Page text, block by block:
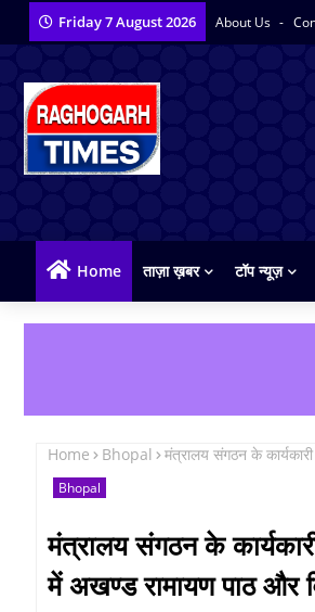
Friday 7 August 2026 About Us
Home ताज़ा ख़बर टॉप न्यूज़
Home Bhopal मंत्रालय संगठन के
Bhopal
मंत्रालय संगठन के
में अखण्ड रामायण पाठ और